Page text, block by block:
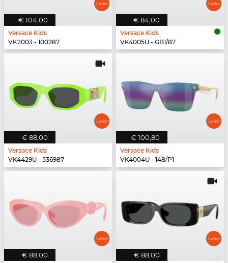
€ 104,00
Versace Kids
VK2003 - 100287
€ 84,00
Versace Kids
VK4005U - GB1/87
€ 88,00
Versace Kids
VK4429U - 536987
€ 100,80
Versace Kids
VK4004U - 148/P1
€ 88,00 € 88,00